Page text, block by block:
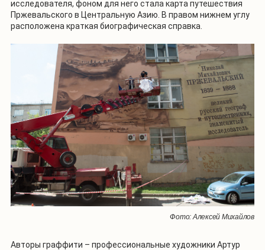
исследователя, фоном для него стала карта путешествия
Пржевальского в Центральную Азию. В правом нижнем углу
расположена краткая биографическая справка.
Фото: Алексей Михайлов
Авторы граффити – профессиональные художники Артур